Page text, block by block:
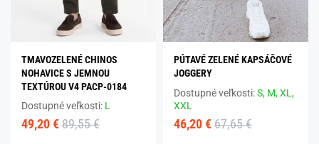
TMAVOZELENÉ CHINOS
NOHAVICE S JEMNOU
TEXTÚROU V4 PACP-0184
Dostupné veľkosti: L
49,20 € 89,55 €
PÚTAVÉ ZELENÉ KAPSÁČOVÉ
JOGGERY
Dostupné veľkosti:S, M,XL,
XXL
46,20 € 67,65 €